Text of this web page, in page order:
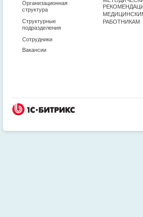
Организационная
структура
Структурные
подразделения
Сотрудники
Вакансии
РАБОТНИКАМ